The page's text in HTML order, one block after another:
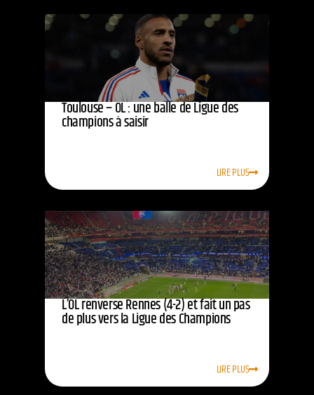
Toulouse – OL : une balle de Ligue des
champions à saisir
LIRE PLUS
L’OL renverse Rennes (4-2) et fait un pas
de plus vers la Ligue des Champions
LIRE PLUS